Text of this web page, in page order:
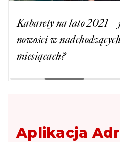
Kabarety na lato 2021 –
nowości w
miesiącach?
Aplikacja